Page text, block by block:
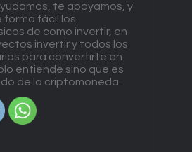
te apoyamos, y
forma fácil los
de como invertir, en
invertir y todos los
para convertirte en
entiende sino que es
de la criptomoneda.